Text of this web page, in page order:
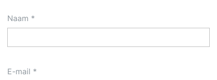
Naam *
E-mail *